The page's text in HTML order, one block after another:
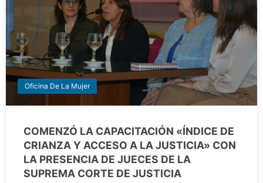
Oficina De La Mujer
COMENZÓ LA CAPACITACIÓN «ÍNDICE DE
CRIANZA Y ACCESO A LA JUSTICIA» CON
LA PRESENCIA DE JUECES DE LA
SUPREMA CORTE DE JUSTICIA